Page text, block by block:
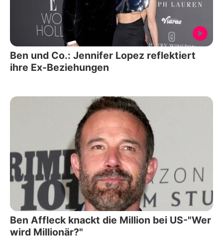
Ben und Co.: Jennifer Lopez reflektiert
ihre Ex-Beziehungen
Ben Affleck knackt die Million bei US-"Wer
wird Millionär?"